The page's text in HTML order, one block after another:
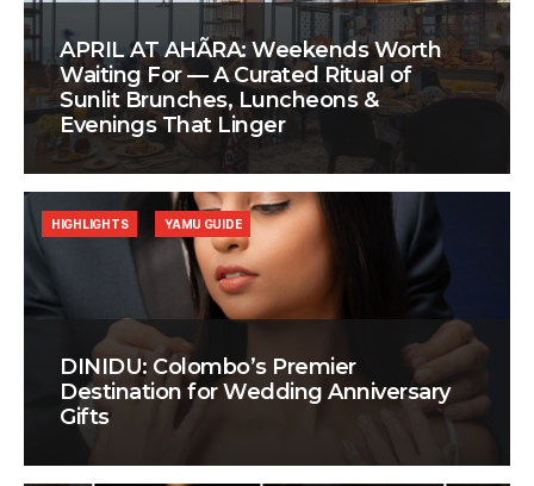
APRIL AT AHÃRA: Weekends Worth
Waiting For — A Curated Ritual of
Sunlit Brunches, Luncheons &
Evenings That Linger
DINIDU: Colombo’s Premier
Destination for Wedding Anniversary
Gifts
HIGHLIGHTS YAMU GUIDE